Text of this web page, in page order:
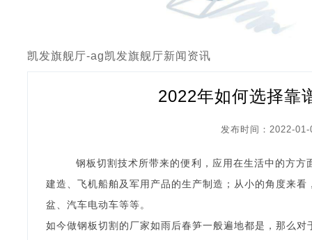
凯发旗舰厅-ag凯发旗舰厅新闻资讯
2022年如何选择靠
发布时间：2022-01-
钢板切割技术所带来的便利，应用在生活中的方方
建造、飞机船舶及军用产品的生产制造；从小的角度来
盆、汽车电动车等等。
如今做钢板切割的厂家如雨后春笋一般遍地都是，那么